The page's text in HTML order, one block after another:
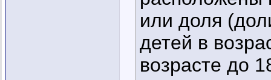
или доля
детей в
возрасте до